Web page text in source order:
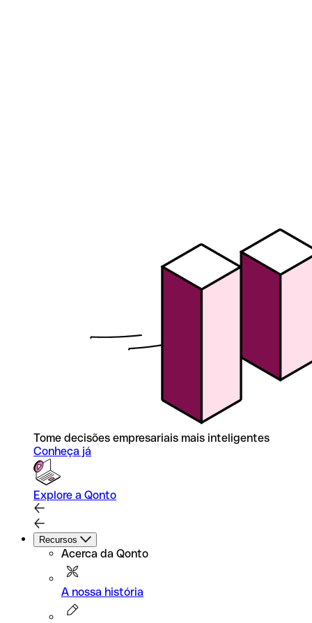
Tome decisões empresariais mais inteligentes
Conheça já
Explore a Qonto
Recursos
Acerca da Qonto
A nossa história